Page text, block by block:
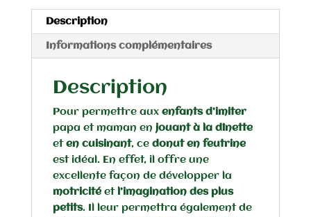
Description
Informations complémentaires
Description
Pour permettre auxenfants d’imiter
papa et maman en jouant à la dînette
eten cuisinant, ce donut en feutrine
est idéal. En effet, il offre une
excellente façon de développer la
motricitéet l’imagination des plus
petits. Il leur permettra également de